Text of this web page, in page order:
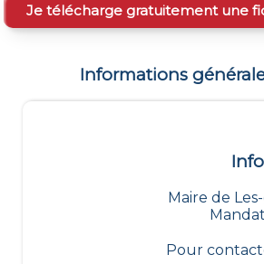
Je télécharge gratuitement une
Informations
Maire de
Pour